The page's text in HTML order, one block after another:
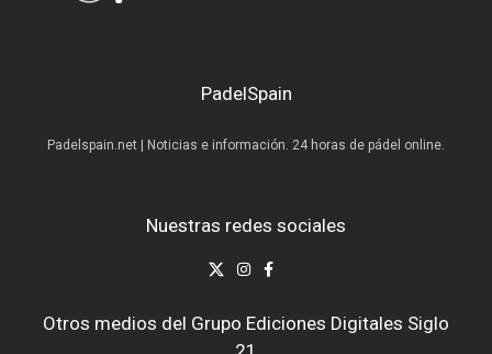
PadelSpain
Padelspain.net | Noticias e información. 24 horas de pádel online.
Nuestras redes sociales
Otros medios del Grupo Ediciones Digitales Siglo